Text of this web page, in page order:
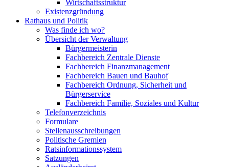
Wirtschaftsstruktur
Existenzgründung
Rathaus und Politik
Was finde ich wo?
Übersicht der Verwaltung
Bürgermeisterin
Fachbereich Zentrale Dienste
Fachbereich Finanzmanagement
Fachbereich Bauen und Bauhof
Fachbereich Ordnung, Sicherheit und
Bürgerservice
Fachbereich Familie, Soziales und Kultur
Telefonverzeichnis
Formulare
Stellenausschreibungen
Politische Gremien
Ratsinformationssystem
Satzungen